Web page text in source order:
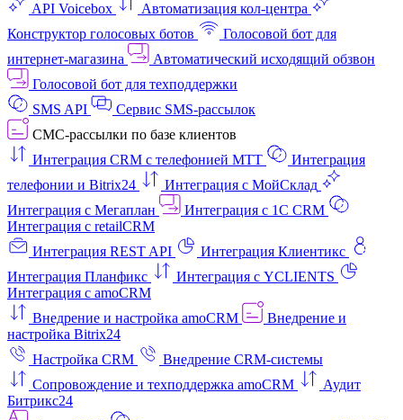
API Voicebox
Автоматизация кол‑центра
Конструктор голосовых ботов
Голосовой бот для
интернет‑магазина
Автоматический исходящий обзвон
Голосовой бот для техподдержки
SMS API
Сервис SMS-рассылок
СМС-рассылки по базе клиентов
Интеграция CRM с телефонией МТТ
Интеграция
телефонии и Bitrix24
Интеграция с МойСклад
Интеграция с Мегаплан
Интеграция с 1C CRM
Интеграция с retailCRM
Интеграция REST API
Интеграция Клиентикс
Интеграция Планфикс
Интеграция с YCLIENTS
Интеграция с amoCRM
Внедрение и настройка amoCRM
Внедрение и
настройка Bitrix24
Настройка CRM
Внедрение CRM-системы
Сопровождение и техподдержка amoCRM
Аудит
Битрикс24